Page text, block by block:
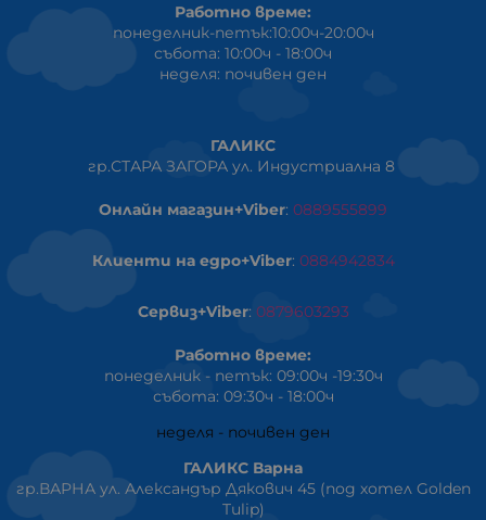
Работно време:
понеделник-петък:10:00ч-20:00ч
събота: 10:00ч - 18:00ч
неделя: почивен ден
ГАЛИКС
гр.СТАРА ЗАГОРА ул. Индустриална 8
Онлайн магазин+Viber: 0889555899
Клиенти на едро+Viber: 0884942834
Сервиз+Viber: 0879603293
Работно време:
понеделник - петък: 09:00ч -19:30ч
събота: 09:30ч - 18:00ч
неделя - почивен ден
ГАЛИКС Варна
гр.ВАРНА ул. Александър Дякович 45 (под хотел Golden
Tulip)